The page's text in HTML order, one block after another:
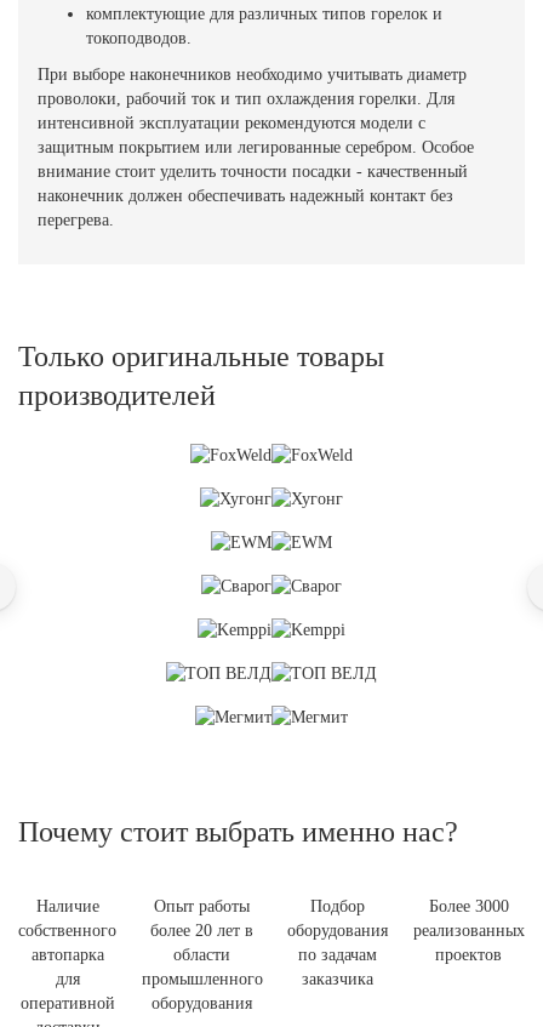
комплектующие для различных типов горелок и
токоподводов.
При выборе наконечников необходимо учитывать диаметр
проволоки, рабочий ток и тип охлаждения горелки. Для
интенсивной эксплуатации рекомендуются модели с
защитным покрытием или легированные серебром. Особое
внимание стоит уделить точности посадки - качественный
наконечник должен обеспечивать надежный контакт без
перегрева.
Только оригинальные товары
производителей
Почему стоит выбрать именно нас?
Наличие
собственного
автопарка
для
оперативной
Опыт работы
более 20 лет в
области
промышленного
оборудования
Подбор
оборудования
по задачам
заказчика
Более 3000
реализованных
проектов